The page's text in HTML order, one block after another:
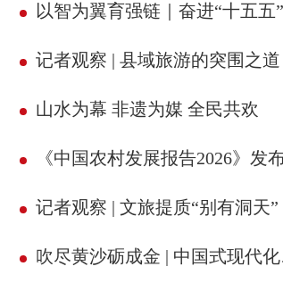
以智为翼育强链｜奋进“十五五” 县域新征程
记者观察 | 县域旅游的突围之道
山水为幕 非遗为媒 全民共欢
《中国农村发展报告2026》发
记者观察 | 文旅提质“别有洞天”
吹尽黄沙砺成金 | 中国式现代化的县域实践